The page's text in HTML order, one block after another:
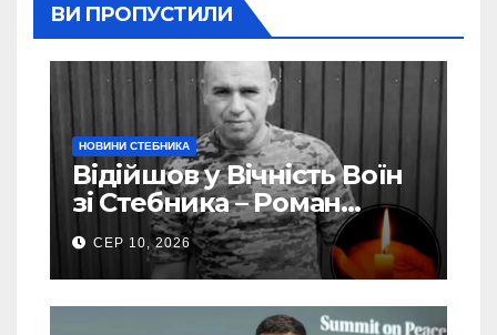
ВИ ПРОПУСТИЛИ
НОВИНИ СТЕБНИКА
Відійшов у Вічність Воїн
зі Стебника – Роман
Кучера
СЕР 10, 2026